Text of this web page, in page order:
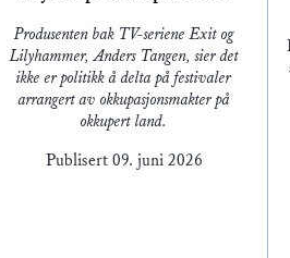
Produsenten bak TV-seriene Exit og
Lilyhammer, Anders Tangen, sier det
ikke er politikk å delta på festivaler
arrangert av okkupasjonsmakter på
okkupert land.
Publisert 09. juni 2026